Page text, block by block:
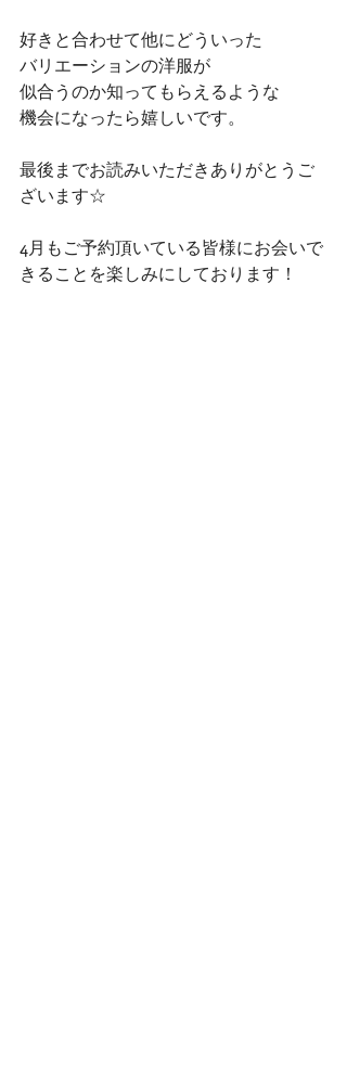
好きと合わせて他にどういった
バリエーションの洋服が
似合うのか知ってもらえるような
機会になったら嬉しいです。
最後までお読みいただきありがとうご
ざいます☆
4月もご予約頂いている皆様にお会いで
きることを楽しみにしております！